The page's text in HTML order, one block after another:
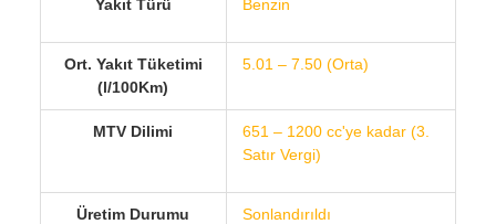
Yakıt Türü Benzin
Ort. Yakıt Tüketimi
(l/100Km)
5.01 – 7.50 (Orta)
MTV Dilimi
651 – 1200 cc'ye kadar (3.
Satır Vergi)
Üretim Durumu Sonlandırıldı